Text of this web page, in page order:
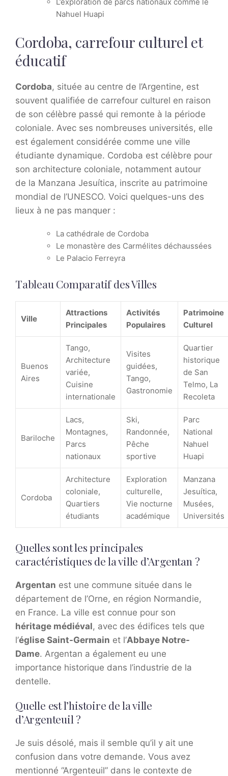
Nahuel Huapi
Cordoba, carrefour culturel et
éducatif
Cordoba, située au centre de l’Argentine, est
souvent qualifiée de carrefour culturel en raison
de son célèbre passé qui remonte à la période
coloniale. Avec ses nombreuses universités, elle
est également considérée comme une ville
étudiante dynamique. Cordoba est célèbre pour
son architecture coloniale, notamment autour
de la Manzana Jesuítica, inscrite au patrimoine
mondial de l’UNESCO. Voici quelques-uns des
lieux à ne pas manquer :
La cathédrale de Cordoba
Le monastère des Carmélites déchaussées
Le Palacio Ferreyra
Tableau Comparatif des Villes
Ville
Attractions
Principales
Activités
Populaires
Patrimoine
Culturel
Buenos
Aires
Tango,
Architecture
variée,
Cuisine
internationale
Visites
guidées,
Tango,
Gastronomie
Quartier
historique
de San
Telmo, La
Recoleta
Bariloche
Lacs,
Montagnes,
Parcs
nationaux
Ski,
Randonnée,
Pêche
sportive
Parc
National
Nahuel
Huapi
Cordoba
Architecture
coloniale,
Quartiers
étudiants
Exploration
culturelle,
Vie nocturne
académique
Manzana
Jesuítica,
Musées,
Universités
Quelles sont les principales
caractéristiques de la ville d’Argentan ?
Argentan est une commune située dans le
département de l’Orne, en région Normandie,
en France. La ville est connue pour son
héritage médiéval, avec des édifices tels que
l’église Saint-Germain et l’Abbaye Notre-
Dame. Argentan a également eu une
importance historique dans l’industrie de la
dentelle.
Quelle est l’histoire de la ville
d’Argenteuil ?
Je suis désolé, mais il semble qu’il y ait une
confusion dans votre demande. Vous avez
mentionné “Argenteuil” dans le contexte de